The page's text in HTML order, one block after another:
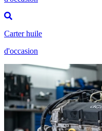
Carter huile
d'occasion